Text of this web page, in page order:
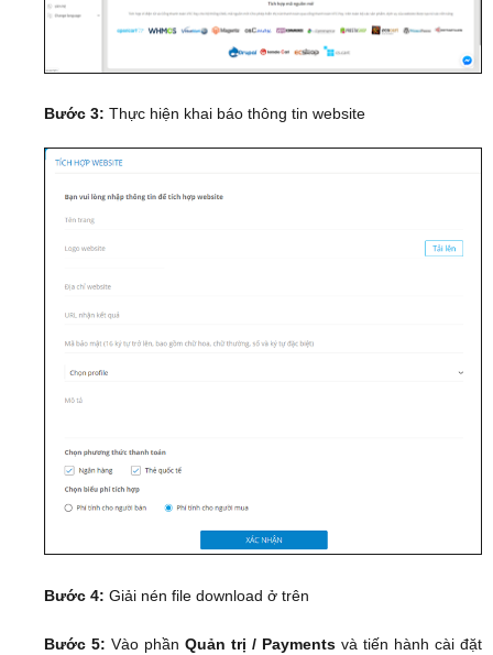
Bước 3: Thực hiện khai báo thông tin website
Bước 4: Giải nén file download ở trên
Bước 5: Vào phần Quản trị / Payments và tiến hành cài đặt